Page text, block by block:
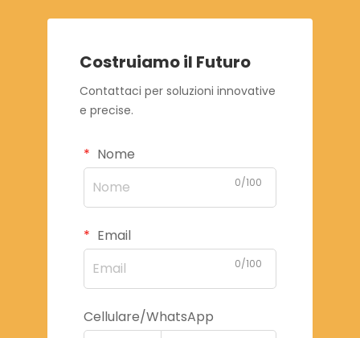
Costruiamo il Futuro
Contattaci per soluzioni innovative
e precise.
Nome
0/100
Email
0/100
Cellulare/WhatsApp